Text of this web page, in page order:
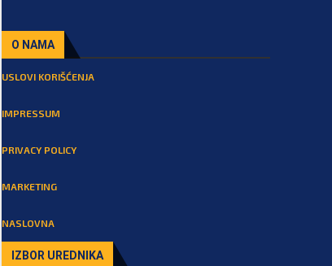
O NAMA
USLOVI KORIŠĆENJA
IMPRESSUM
PRIVACY POLICY
MARKETING
NASLOVNA
IZBOR UREDNIKA